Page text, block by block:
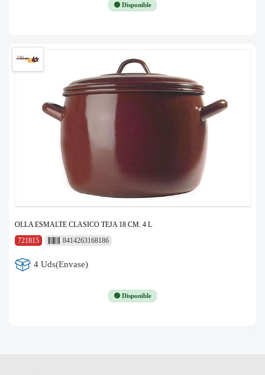
🟢 Disponible
OLLA ESMALTE CLASICO TEJA 18 CM. 4 L
721815
8414263168186
4 Uds(Envase)
🟢 Disponible